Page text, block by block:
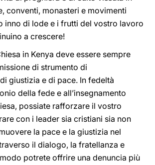
conventi, monasteri e movimenti
inno di lode e i frutti del vostro lavoro
a crescere!
in Kenya deve essere sempre
di strumento di
giustizia e di pace. In fedeltà
della fede e all’insegnamento
possiate rafforzare il vostro
con i leader sia cristiani sia non
la pace e la giustizia nel
il dialogo, la fratellanza e
modo potrete offrire una denuncia più